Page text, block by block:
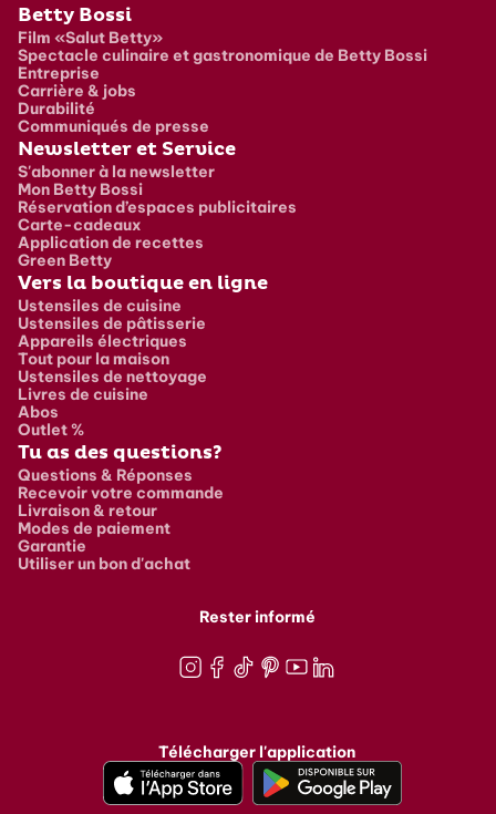
Pied de page
Betty Bossi
Film «Salut Betty»
Spectacle culinaire et gastronomique de Betty Bossi
Entreprise
Carrière & jobs
Durabilité
Communiqués de presse
Newsletter et Service
S'abonner à la newsletter
Mon Betty Bossi
Réservation d’espaces publicitaires
Carte-cadeaux
Application de recettes
Green Betty
Vers la boutique en ligne
Ustensiles de cuisine
Ustensiles de pâtisserie
Appareils électriques
Tout pour la maison
Ustensiles de nettoyage
Livres de cuisine
Abos
Outlet %
Tu as des questions?
Questions & Réponses
Recevoir votre commande
Livraison & retour
Modes de paiement
Garantie
Utiliser un bon d'achat
Rester informé
Télécharger l'application